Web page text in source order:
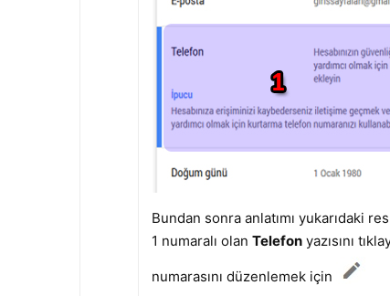
Bundan sonra anlatımı yukarıdaki
1 numaralı olan Telefonyazısını
numarasını düzenlemek için